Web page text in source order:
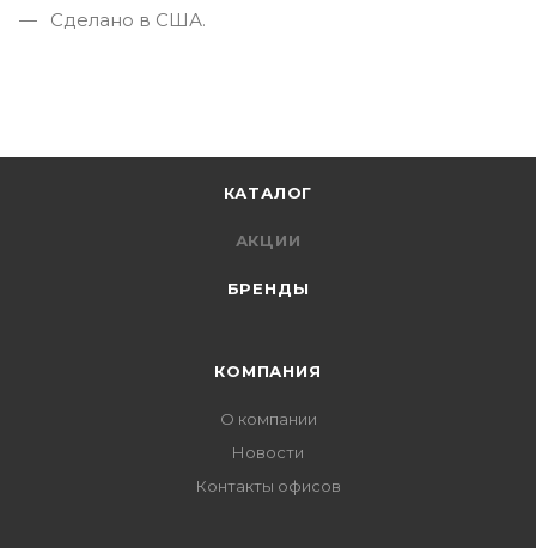
Сделано в США.
КАТАЛОГ
АКЦИИ
БРЕНДЫ
КОМПАНИЯ
О компании
Новости
Контакты офисов